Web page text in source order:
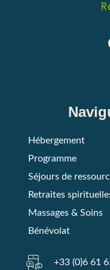
Hébergement
Programme
Séjours de
Retraites
Massages & Soins
Bénévolat
+33 (0)6 61